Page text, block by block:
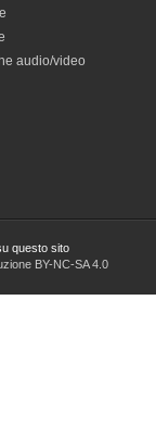
audio/video
questo sito
BY-NC-SA 4.0